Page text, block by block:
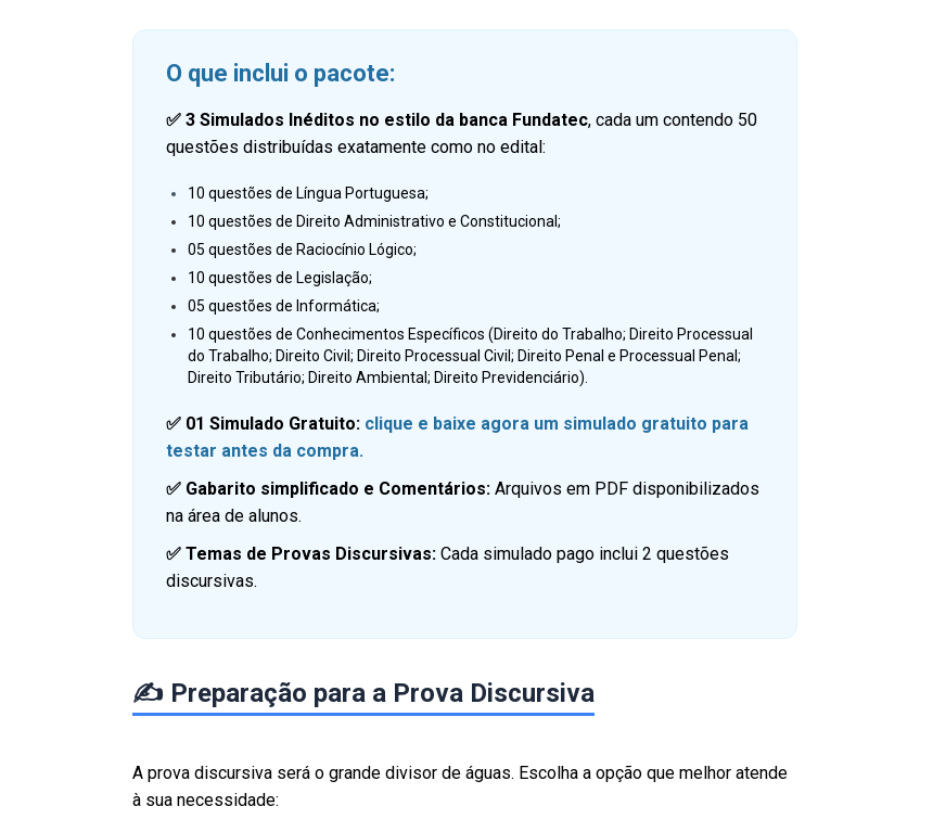
O que inclui o pacote:
✅ 3 Simulados Inéditos no estilo da banca Fundatec, cada um contendo 50
questões distribuídas exatamente como no edital:
10 questões de Língua Portuguesa;
10 questões de Direito Administrativo e Constitucional;
05 questões de Raciocínio Lógico;
10 questões de Legislação;
05 questões de Informática;
10 questões de Conhecimentos Específicos (Direito do Trabalho; Direito Processual
do Trabalho; Direito Civil; Direito Processual Civil; Direito Penal e Processual Penal;
Direito Tributário; Direito Ambiental; Direito Previdenciário).
✅ 01 Simulado Gratuito: clique e baixe agora um simulado gratuito para
testar antes da compra.
✅ Gabarito simplificado e Comentários: Arquivos em PDF disponibilizados
na área de alunos.
✅ Temas de Provas Discursivas: Cada simulado pago inclui 2 questões
discursivas.
✍️ Preparação para a Prova Discursiva
A prova discursiva será o grande divisor de águas. Escolha a opção que melhor atende
à sua necessidade: